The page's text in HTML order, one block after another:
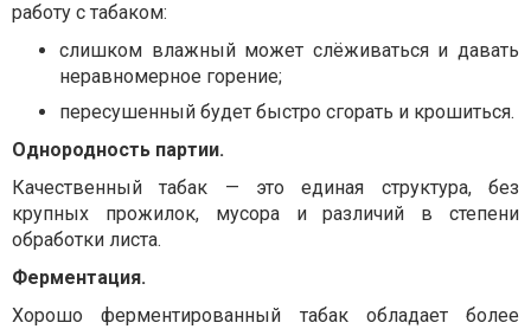
работу с табаком:
слишком влажный может слёживаться и давать
неравномерное горение;
пересушенный будет быстро сгорать и крошиться.
Однородность партии.
Качественный табак — это единая структура, без
крупных прожилок, мусора и различий в степени
обработки листа.
Ферментация.
Хорошо ферментированный табак обладает более